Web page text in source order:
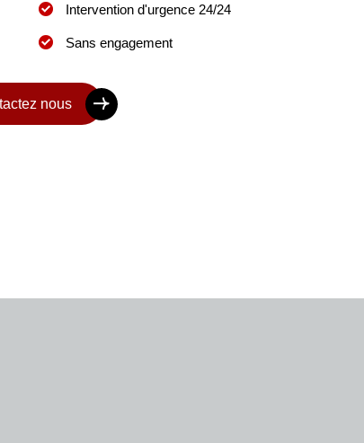
Intervention d'urgence 24/24
Sans engagement
nous